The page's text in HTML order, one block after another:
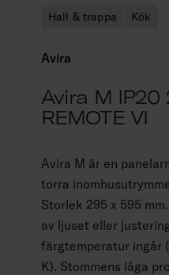
Hall & trappa Kök
Avira
Avira M IP20
REMOTE VI
Avira M är en
torra
Storlek 295 x 595
av ljuset eller
färgtemperatur ingår
K). Stommens låga